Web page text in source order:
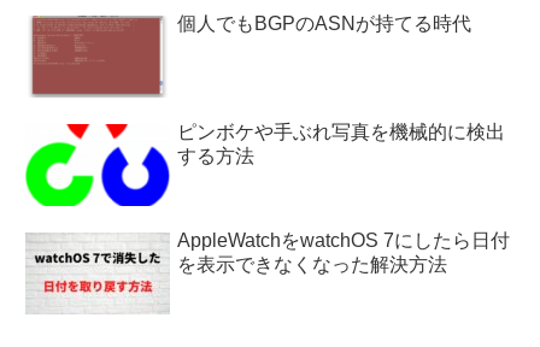
個人でもBGPのASNが持てる時代
ピンボケや手ぶれ写真を機械的に検出
する方法
AppleWatchをwatchOS 7にしたら日付
を表示できなくなった解決方法